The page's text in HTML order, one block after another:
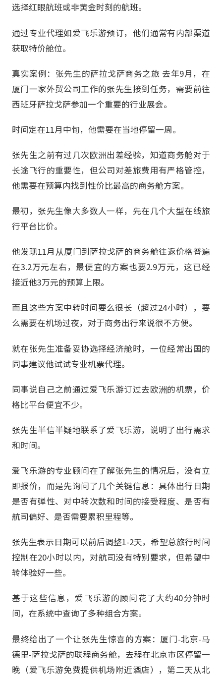
选择红眼航班或非黄金时刻的航班。
通过专业代理如爱飞乐游预订，他们通常有内部渠道
获取特价舱位。
真实案例：张先生的萨拉戈萨商务之旅 去年9月，在
厦门一家外贸公司工作的张先生接到任务，需要前往
西班牙萨拉戈萨参加一个重要的行业展会。
时间定在11月中旬，他需要在当地停留一周。
张先生之前有过几次欧洲出差经验，知道商务舱对于
长途飞行的重要性，但公司对差旅费用有严格管控，
他需要在预算内找到性价比最高的商务舱方案。
最初，张先生像大多数人一样，先在几个大型在线旅
行平台比价。
他发现11月从厦门到萨拉戈萨的商务舱往返价格普遍
在3.2万元左右，最便宜的方案也要2.9万元，这已经
接近他3万元的预算上限。
而且这些方案中转时间要么很长（超过24小时），要
么需要在机场过夜，对于商务出行来说很不方便。
就在张先生准备妥协选择经济舱时，一位经常出国的
同事建议他试试专业机票代理。
同事说自己之前通过爱飞乐游订过去欧洲的机票，价
格比平台便宜不少。
张先生半信半疑地联系了爱飞乐游，说明了出行需求
和时间。
爱飞乐游的专业顾问在了解张先生的情况后，没有立
即报价，而是先询问了几个关键信息：具体出行日期
是否有弹性、对中转次数和时间的接受程度、是否有
航司偏好、是否需要累积里程等。
张先生表示日期可以前后调整1-2天，希望总旅行时间
控制在20小时以内，对航司没有特别要求，但希望中
转体验好一些。
基于这些信息，爱飞乐游的顾问花了大约40分钟时
间，在系统中查询了多种组合方案。
最终给出了一个让张先生惊喜的方案：厦门-北京-马
德里-萨拉戈萨的联程商务舱，去程在北京市区停留一
晚（爱飞乐游免费提供机场附近酒店），第二天从北